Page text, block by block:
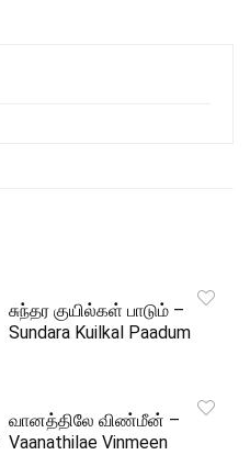
சுந்தர குயில்கள் பாடும் –
Sundara Kuilkal Paadum
வானத்திலே விண்மீன் –
Vaanathilae Vinmeen